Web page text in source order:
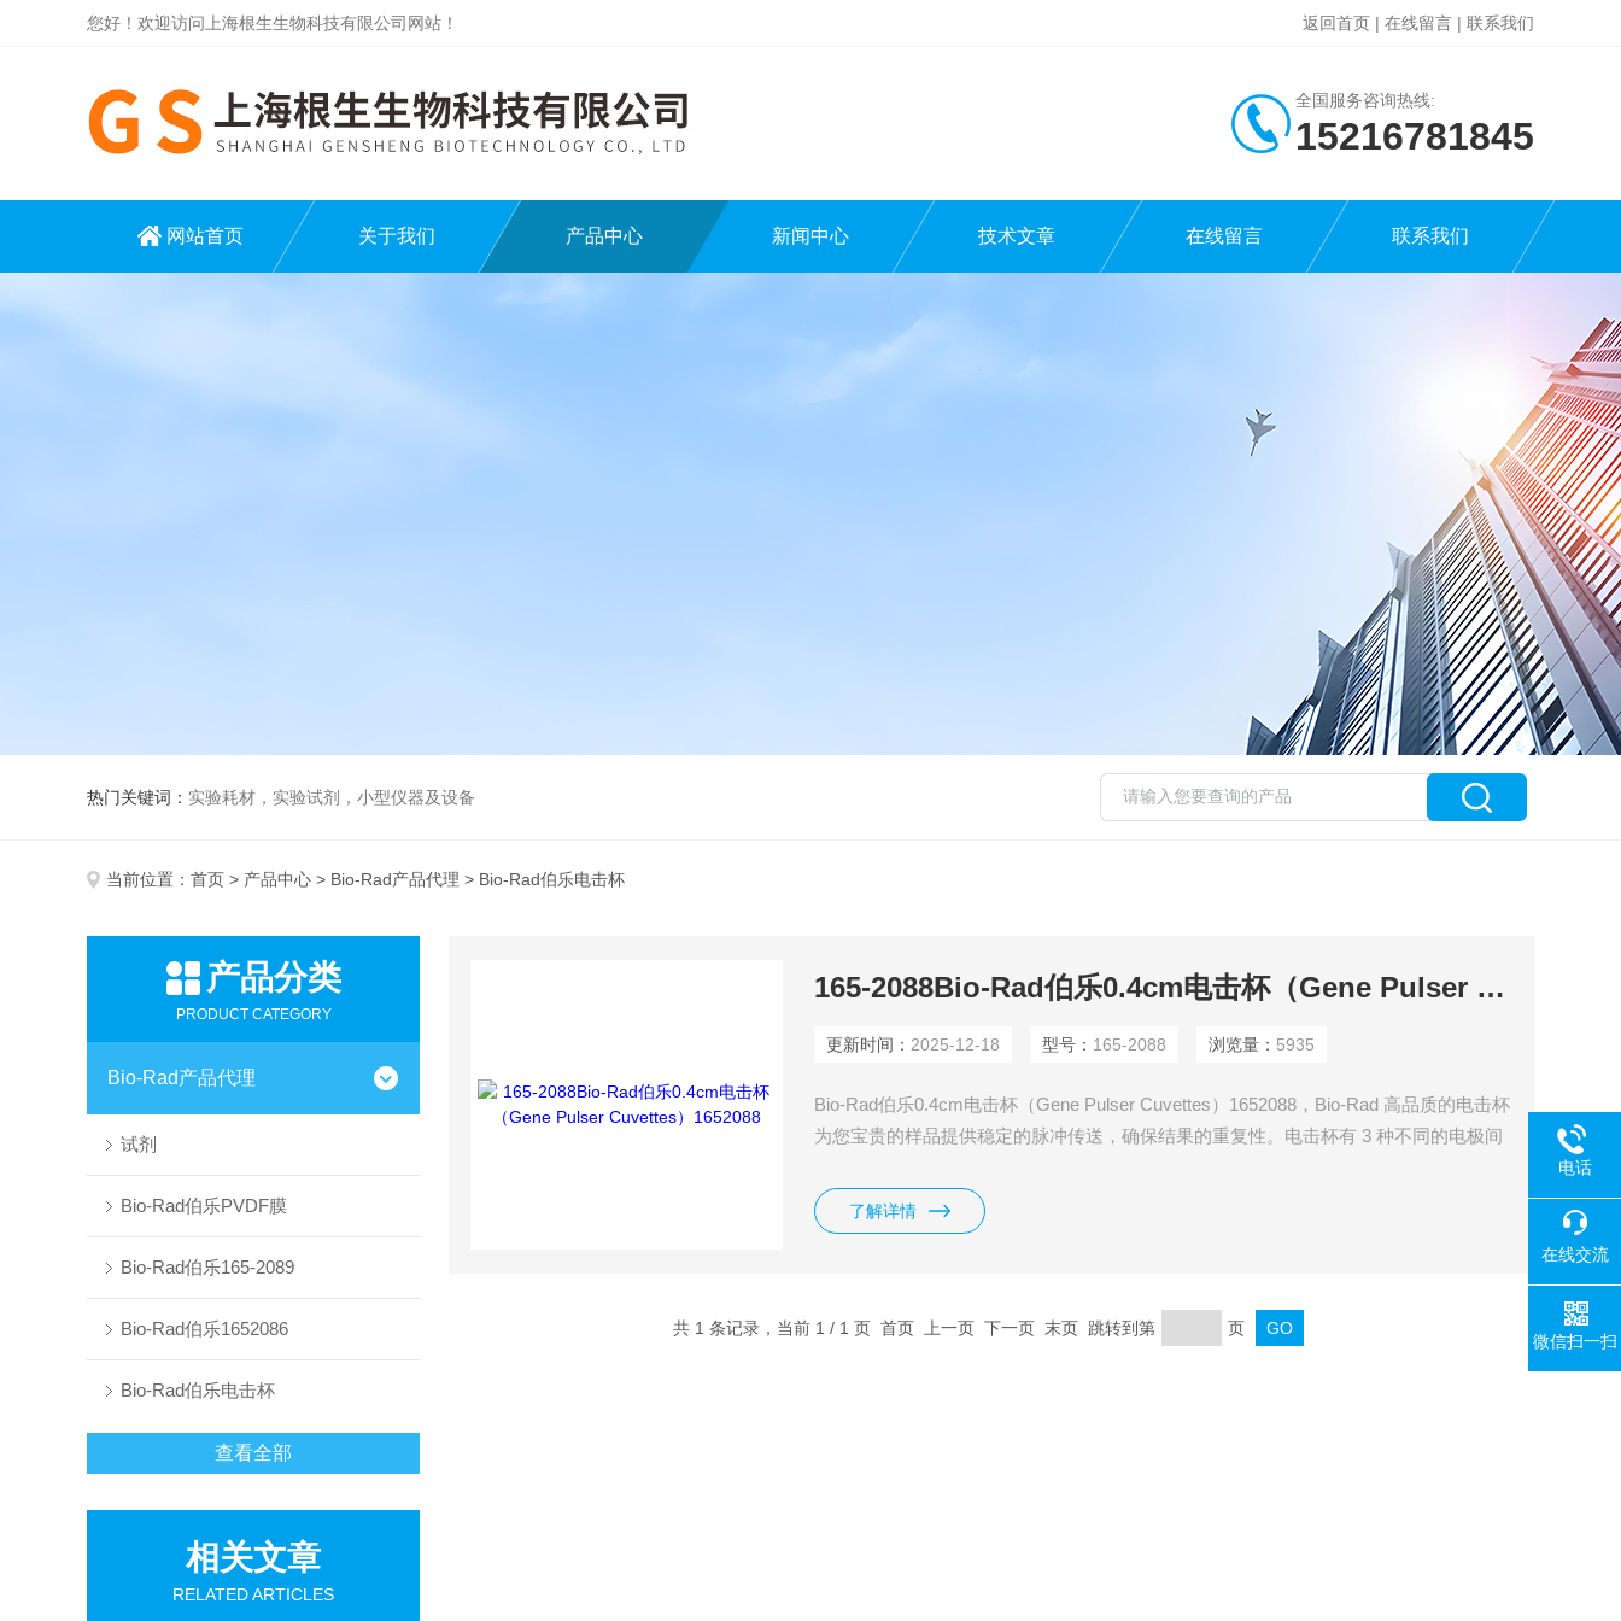
您好！欢迎访问上海根生生物科技有限公司网站！ 返回首页 | 在线留言 | 联系我们
全国服务咨询热线:
15216781845
网站首页 关于我们 产品中心 新闻中心 技术文章 在线留言 联系我们
热门关键词： 实验耗材，实验试剂，小型仪器及设备
当前位置： 首页 > 产品中心 > Bio-Rad产品代理 > Bio-Rad伯乐电击杯
产品分类
PRODUCT CATEGORY
Bio-Rad产品代理
试剂
Bio-Rad伯乐PVDF膜
Bio-Rad伯乐165-2089
Bio-Rad伯乐1652086
Bio-Rad伯乐电击杯
查看全部
相关文章
RELATED ARTICLES
165-2088Bio-Rad伯乐0.4cm电击杯（Gene Pulser Cuvettes）1652088
更新时间： 2025-12-18 型号： 165-2088 浏览量： 5935
Bio-Rad伯乐0.4cm电击杯（Gene Pulser Cuvettes）1652088，Bio-Rad 高品质的电击杯
为您宝贵的样品提供稳定的脉冲传送，确保结果的重复性。电击杯有 3 种不同的电极间
了解详情
共 1 条记录，当前 1 / 1 页 首页 上一页 下一页 末页 跳转到第 页
电话
在线交流
微信扫一扫